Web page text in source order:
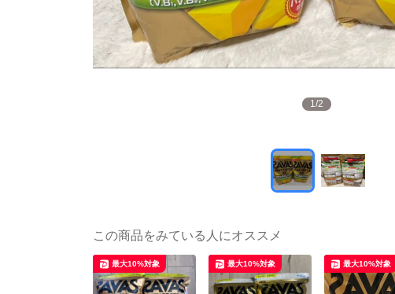
1/2
この商品をみている人にオススメ
最大10%対象 最大10%対象 最大10%対象